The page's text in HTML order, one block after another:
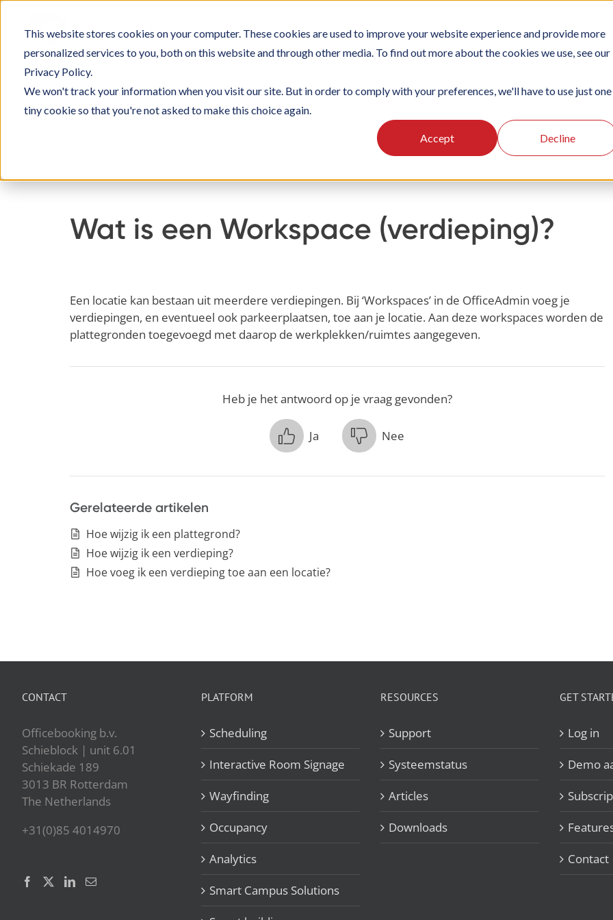
This website stores cookies on your computer. These cookies are used to improve your website experience and provide more
personalized services to you, both on this website and through other media. To find out more about the cookies we use, see our
Privacy Policy.
We won't track your information when you visit our site. But in order to comply with your preferences, we'll have to use just one
tiny cookie so that you're not asked to make this choice again.
Accept Decline
inhoud
SOLUTIONS PLATFORM SUBSCRIPTIONS SUPPORT
Organisatie instellingen Verdiepingen inrichten
Wat is een Workspace (verdieping)?
Een locatie kan bestaan uit meerdere verdiepingen. Bij ‘Workspaces’ in de OfficeAdmin voeg je
verdiepingen, en eventueel ook parkeerplaatsen, toe aan je locatie. Aan deze workspaces worden de
plattegronden toegevoegd met daarop de werkplekken/ruimtes aangegeven.
Heb je het antwoord op je vraag gevonden?
Ja Nee
Gerelateerde artikelen
Hoe wijzig ik een plattegrond?
Hoe wijzig ik een verdieping?
Hoe voeg ik een verdieping toe aan een locatie?
CONTACT
Officebooking b.v.
Schieblock | unit 6.01
Schiekade 189
3013 BR Rotterdam
The Netherlands
+31(0)85 4014970
PLATFORM
Scheduling
Interactive Room Signage
Wayfinding
Occupancy
Analytics
Smart Campus Solutions
RESOURCES
Support
Systeemstatus
Articles
Downloads
GET
Log in
Demo
Contact